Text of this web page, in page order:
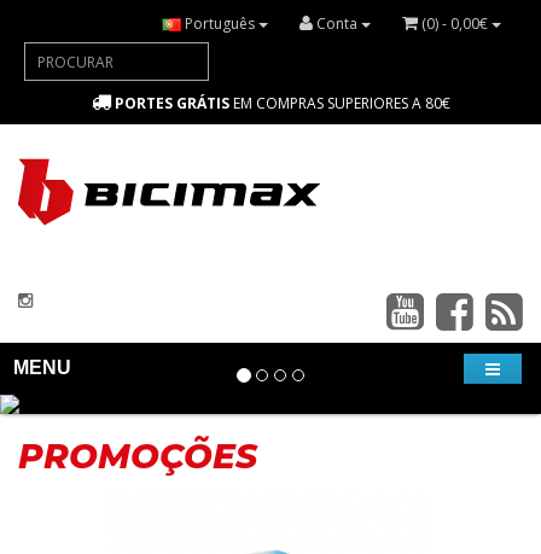
(0) - 0,00€
Conta
Português
PORTES GRÁTISEM COMPRAS SUPERIORES A 80€
MENU
PROMOÇÕES